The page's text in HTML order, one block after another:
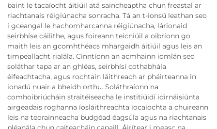
baint le tacaíocht áitiúil atá saincheaptha chun freastal ar
riachtanais réigiúnacha sonracha. Tá an t-ionsú leathan seo
i gceangal le hachomharcanna réigiúnacha, lárionaid
seirbhíse cáilithe, agus foireann teicniúil a oibríonn go
maith leis an gcomhthéacs mhargaidh áitiúil agus leis an
timpeallacht rialála. Cinntíonn an acmhainn iomlán seo
soláthar tapa ar an ghléas, seirbhísí cothabhála
éifeachtacha, agus rochtain láithreach ar pháirteanna in
ionadú nuair a bheidh orthu. Soláthraíonn na
comhoibriúcháin straitéiseacha le institiúidí idirnáisiúnta
airgeadais roghanna íosláithreachta íocaíochta a chuireann
leis na teorainneacha budgéad éagsúla agus na riachtanais